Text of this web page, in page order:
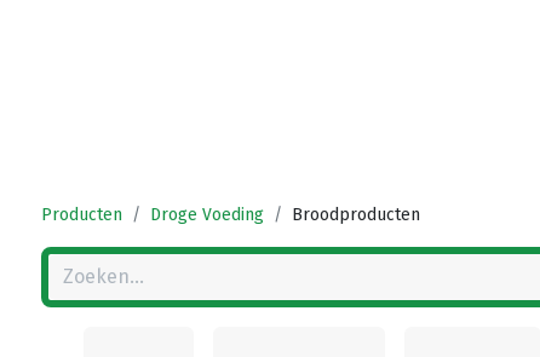
Producten Droge Voeding Broodproducten